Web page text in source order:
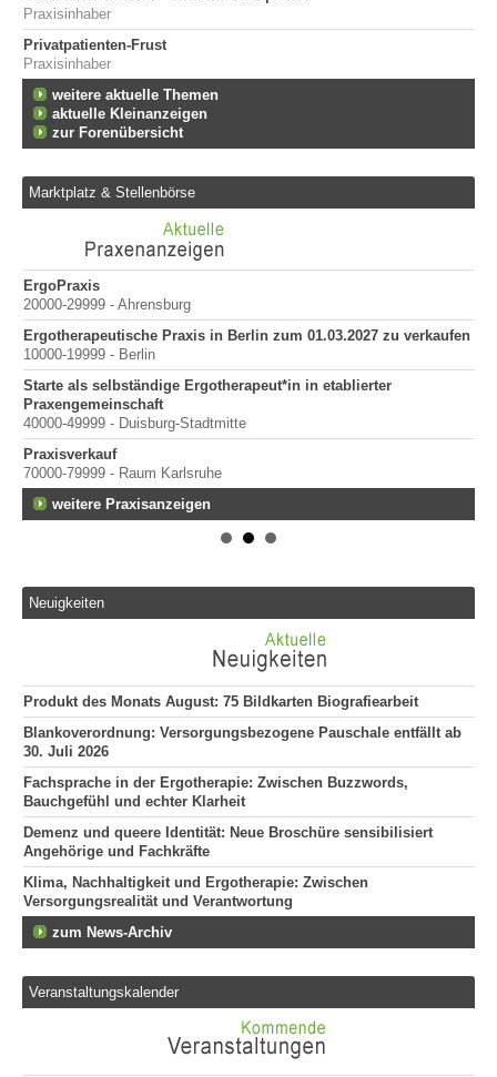
Praxisinhaber
Privatpatienten-Frust
Praxisinhaber
weitere aktuelle Themen
aktuelle Kleinanzeigen
zur Forenübersicht
Marktplatz & Stellenbörse
ErgoPraxis
20000-29999 - Ahrensburg
Ergotherapeutische Praxis in Berlin zum 01.03.2027 zu verkaufen
10000-19999 - Berlin
Starte als selbständige Ergotherapeut*in in etablierter
Praxengemeinschaft
40000-49999 - Duisburg-Stadtmitte
Praxisverkauf
70000-79999 - Raum Karlsruhe
weitere Praxisanzeigen
Neuigkeiten
Produkt des Monats August: 75 Bildkarten Biografiearbeit
Blankoverordnung: Versorgungsbezogene Pauschale entfällt ab
30. Juli 2026
Fachsprache in der Ergotherapie: Zwischen Buzzwords,
Bauchgefühl und echter Klarheit
Demenz und queere Identität: Neue Broschüre sensibilisiert
Angehörige und Fachkräfte
Klima, Nachhaltigkeit und Ergotherapie: Zwischen
Versorgungsrealität und Verantwortung
zum News-Archiv
Veranstaltungskalender